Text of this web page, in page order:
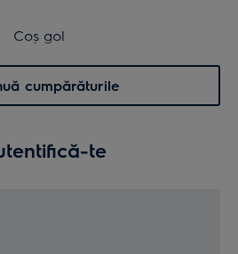
0
Coș gol
cumpărăturile
te